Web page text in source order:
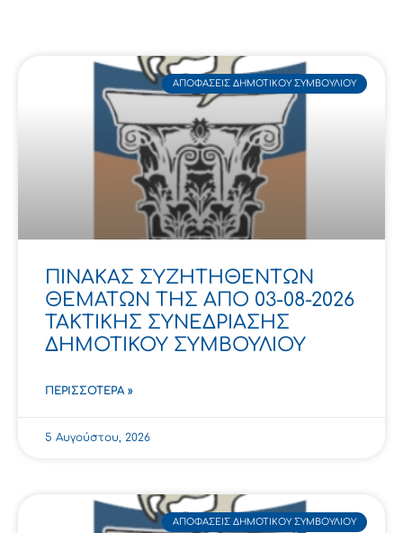
ΑΠΟΦΆΣΕΙΣ ΔΗΜΟΤΙΚΟΎ ΣΥΜΒΟΥΛΊΟΥ
ΠΙΝΑΚΑΣ ΣΥΖΗΤΗΘΕΝΤΩΝ
ΘΕΜΑΤΩΝ ΤΗΣ ΑΠΟ 03-08-2026
ΤΑΚΤΙΚΗΣ ΣΥΝΕΔΡΙΑΣΗΣ
ΔΗΜΟΤΙΚΟΥ ΣΥΜΒΟΥΛΙΟΥ
ΠΕΡΙΣΣΌΤΕΡΑ »
5 Αυγούστου, 2026
ΑΠΟΦΆΣΕΙΣ ΔΗΜΟΤΙΚΟΎ ΣΥΜΒΟΥΛΊΟΥ